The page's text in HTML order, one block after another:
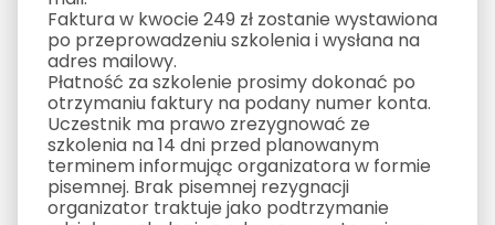
Faktura w kwocie 249 zł zostanie wystawiona
po przeprowadzeniu szkolenia i wysłana na
adres mailowy.
Płatność za szkolenie prosimy dokonać po
otrzymaniu faktury na podany numer konta.
Uczestnik ma prawo zrezygnować ze
szkolenia na 14 dni przed planowanym
terminem informując organizatora w formie
pisemnej. Brak pisemnej rezygnacji
organizator traktuje jako podtrzymanie